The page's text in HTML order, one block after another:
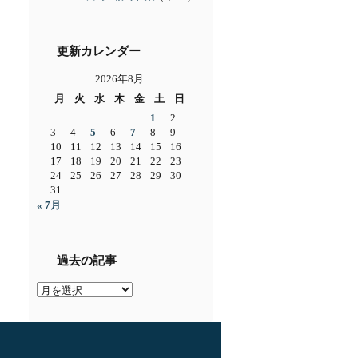
更新カレンダー
2026年8月
月
火 水 木 金 土
日
1
2
3
4 5 6 7 8
9
10
11 12 13 14 15
16
17
18 19 20 21 22
23
24
25 26 27 28 29
30
31
« 7月
過去の記事
過